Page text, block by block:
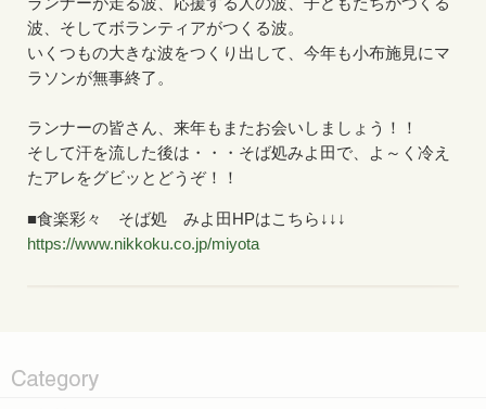
波、そしてボランティアがつくる波。
いくつもの大きな波をつくり出して、今年も小布施見にマ
ラソンが無事終了。
ランナーの皆さん、来年もまたお会いしましょう！！
そして汗を流した後は・・・そば処みよ田で、よ～く冷え
たアレをグビッとどうぞ！！
■食楽彩々 そば処 みよ田HPはこちら↓↓↓
https://www.nikkoku.co.jp/miyota